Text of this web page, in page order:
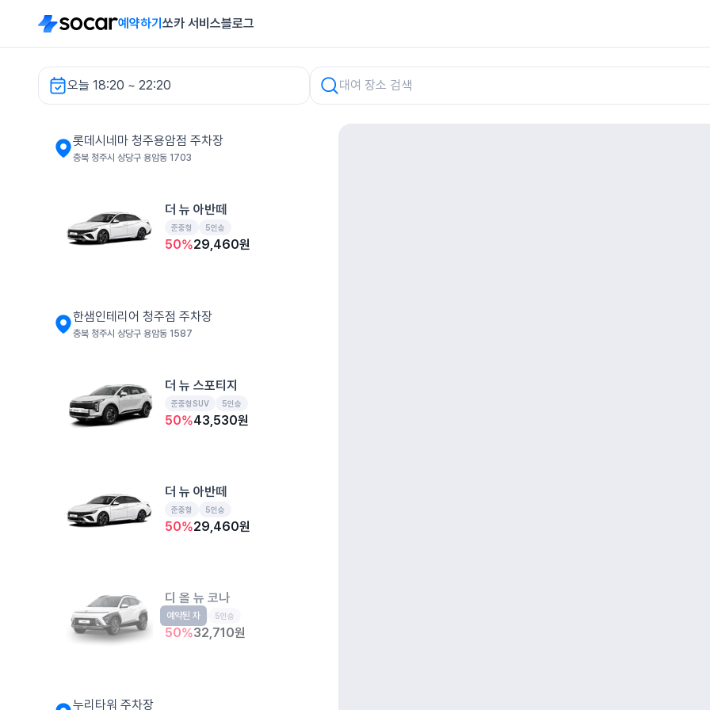
예약하기 쏘카 서비스블로그
오늘 18:20 ~ 22:20
롯데시네마 청주용암점 주차장 렌터카
롯데시네마 청주용암점 주차장
충북 청주시 상당구 용암동 1703
더 뉴 아반떼
준중형 5인승
50%29,460원
한샘인테리어 청주점 주차장
충북 청주시 상당구 용암동 1587
더 뉴 스포티지
준중형SUV 5인승
50%43,530원
더 뉴 아반떼
준중형 5인승
50%29,460원
디 올 뉴 코나
소형SUV 5인승
50%32,710원
예약된 차
누리타워 주차장